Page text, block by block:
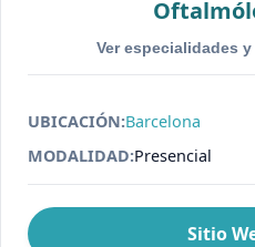
Ver especialidades
UBICACIÓN:Barcelona
MODALIDAD:Presencial
Sitio